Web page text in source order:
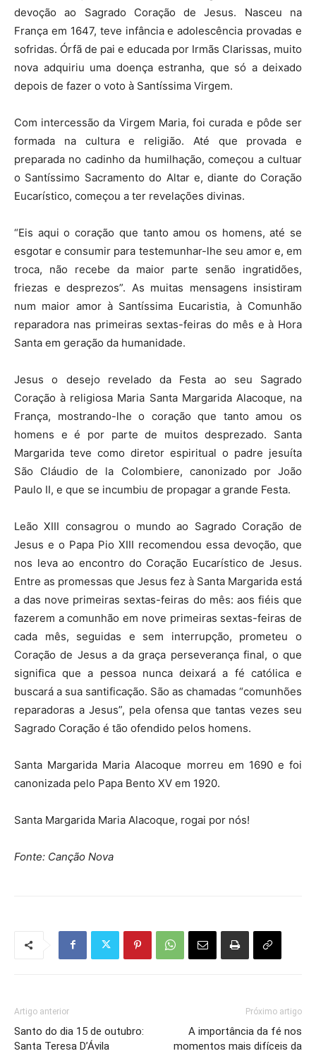
devoção ao Sagrado Coração de Jesus. Nasceu na
França em 1647, teve infância e adolescência provadas e
sofridas. Órfã de pai e educada por Irmãs Clarissas, muito
nova adquiriu uma doença estranha, que só a deixado
depois de fazer o voto à Santíssima Virgem.
Com intercessão da Virgem Maria, foi curada e pôde ser
formada na cultura e religião. Até que provada e
preparada no cadinho da humilhação, começou a cultuar
o Santíssimo Sacramento do Altar e, diante do Coração
Eucarístico, começou a ter revelações divinas.
“Eis aqui o coração que tanto amou os homens, até se
esgotar e consumir para testemunhar-lhe seu amor e, em
troca, não recebe da maior parte senão ingratidões,
friezas e desprezos”. As muitas mensagens insistiram
num maior amor à Santíssima Eucaristia, à Comunhão
reparadora nas primeiras sextas-feiras do mês e à Hora
Santa em geração da humanidade.
Jesus o desejo revelado da Festa ao seu Sagrado
Coração à religiosa Maria Santa Margarida Alacoque, na
França, mostrando-lhe o coração que tanto amou os
homens e é por parte de muitos desprezado. Santa
Margarida teve como diretor espiritual o padre jesuíta
São Cláudio de la Colombiere, canonizado por João
Paulo II, e que se incumbiu de propagar a grande Festa.
Leão XIII consagrou o mundo ao Sagrado Coração de
Jesus e o Papa Pio XIII recomendou essa devoção, que
nos leva ao encontro do Coração Eucarístico de Jesus.
Entre as promessas que Jesus fez à Santa Margarida está
a das nove primeiras sextas-feiras do mês: aos fiéis que
fazerem a comunhão em nove primeiras sextas-feiras de
cada mês, seguidas e sem interrupção, prometeu o
Coração de Jesus a da graça perseverança final, o que
significa que a pessoa nunca deixará a fé católica e
buscará a sua santificação. São as chamadas “comunhões
reparadoras a Jesus”, pela ofensa que tantas vezes seu
Sagrado Coração é tão ofendido pelos homens.
Santa Margarida Maria Alacoque morreu em 1690 e foi
canonizada pelo Papa Bento XV em 1920.
Santa Margarida Maria Alacoque, rogai por nós!
Fonte: Canção Nova
Artigo anterior
Santo do dia 15 de outubro:
Santa Teresa D’Ávila
Próximo artigo
A importância da fé nos
momentos mais difíceis da